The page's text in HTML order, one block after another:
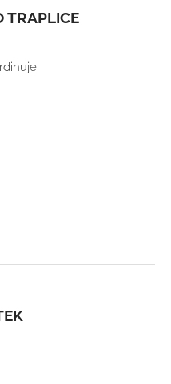
TRAPLICE